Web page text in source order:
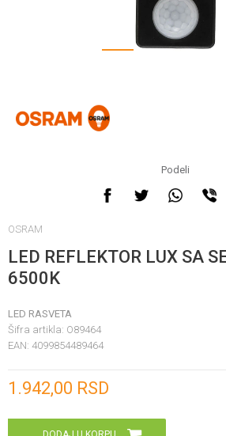
1 2 3
Podeli
OSRAM
LED REFLEKTOR LUX SA
6500K
LED RASVETA
Šifra artikla: O89464
EAN: 4099854489464
1.942,00 RSD